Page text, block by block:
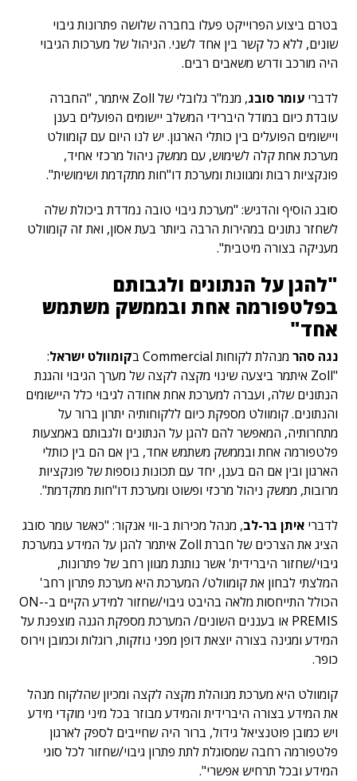
בטרם ביצוע הפרוייקט פעלו בחברה שלושה פתרונות גיבוי
שונים, ללא כל קשר בין אחד לשני. הניהול של מערכות הגיבוי
היה מורכב ודרש משאבים רבים.
לדברי עומר סובג
, מנמ"ר גלובלי של Zoll איתמר, "החברה
עובדת כיום במודל היברידי המשלב יישומים הפועלים בענן
ויישומים הפועלים בין כותלי הארגון. יש לנו היום עם קומוולט
מערכת אחת קלה לשימוש, עם ממשק ניהול מרכזי אחיד,
פונקציות רבות ומגוונות ומערכת דו"חות מתקדמת ושימושית".
סובג הוסיף והדגיש: "מערכת גיבוי טובה נמדדת ביכולת שלה
לשחזר נתונים במהירות הרבה ביותר בעת אסון, ואת זה קומוולט
מעניקה בצורה מיטבית".
"להגן על הנתונים ולגבותם
בפלטפורמה אחת ובממשק משתמש
אחד"
נגה סהר מנהלת לקוחות Commercial ב קומוולט ישראל:
"Zoll איתמר ביצעה שינוי מקצה לקצה של מערך הגיבוי והגנת
הנתונים שלה, ועברה למערכת אחת אחודה לגיבוי כלל היישומים
והנתונים. קומוולט מספקת כיום ללקוחותיה יתרון ברור על
מתחרותיה, המאפשר להם להגן על הנתונים ולגבותם באמצעות
פלטפורמה אחת ובממשק משתמש אחד, בין אם הם בין כותלי
הארגון ובין אם הם בענן, יחד עם תכונות נוספות של פונקציות
מרובות, ממשק ניהול מרכזי ופשוט ומערכת דו"חות מתקדמת".
לדברי איתן בר-לב, מנהל מכירות ב-ווי אנקור: "כאשר עומר סובג
הציג את הצרכים של חברת Zoll איתמר להגן על המידע במערכת
גיבוי/שחזור היברידית' אשר נותנת מגוון רחב של פתרונות,
המלצתי לבחון את קומוולט/ המערכת היא מערכת פתרון רחב'
הכולל התייחסות מלאה בהיבט גיבוי/שחזור למידע הקיים ב-ON-
PREMIS או בעננים השונים/ המערכת מספקת הגנה מוצפנת על
המידע ומגינה בצורה יוצאת דופן מפני נוזקות, רוגלות וכמובן וירוס
כופר.
קומוולט היא מערכת מנוהלת מקצה לקצה ומכיון שהלקוח מנהל
את המידע בצורה היברידית והמידע מבוזר בכל מיני מוקדי מידע
ויש כמובן פוטנציאל גידול, ברור היה שחייבים לספק לארגון
פלטפורמה רחבה שמסוגלת לתת פתרון גיבוי/שחזור לכל סוגי
המידע ובכל תרחיש אפשרי".